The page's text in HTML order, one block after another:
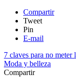
Compartir
Tweet
Pin
E-mail
7 claves para no meter
Moda y belleza
Compartir